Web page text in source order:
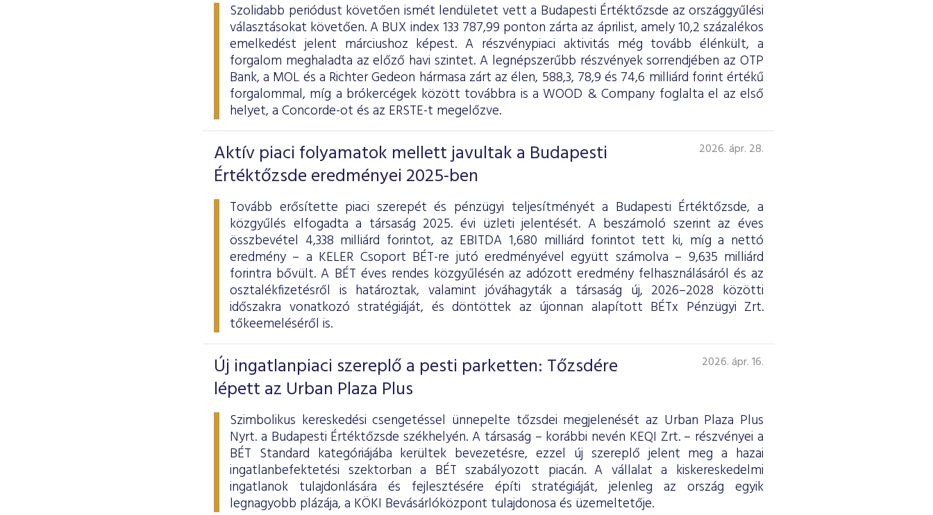
Szolidabb periódust követően ismét lendületet vett a Budapesti Értéktőzsde az országgyűlési
választásokat követően. A BUX index 133 787,99 ponton zárta az áprilist, amely 10,2 százalékos
emelkedést jelent márciushoz képest. A részvénypiaci aktivitás még tovább élénkült, a
forgalom meghaladta az előző havi szintet. A legnépszerűbb részvények sorrendjében az OTP
Bank, a MOL és a Richter Gedeon hármasa zárt az élen, 588,3, 78,9 és 74,6 milliárd forint értékű
forgalommal, míg a brókercégek között továbbra is a WOOD & Company foglalta el az első
helyet, a Concorde-ot és az ERSTE-t megelőzve.
Aktív piaci folyamatok mellett javultak a Budapesti
Értéktőzsde eredményei 2025-ben
2026. ápr. 28.
Tovább erősítette piaci szerepét és pénzügyi teljesítményét a Budapesti Értéktőzsde, a
közgyűlés elfogadta a társaság 2025. évi üzleti jelentését. A beszámoló szerint az éves
összbevétel 4,338 milliárd forintot, az EBITDA 1,680 milliárd forintot tett ki, míg a nettó
eredmény – a KELER Csoport BÉT-re jutó eredményével együtt számolva – 9,635 milliárd
forintra bővült. A BÉT éves rendes közgyűlésén az adózott eredmény felhasználásáról és az
osztalékfizetésről is határoztak, valamint jóváhagyták a társaság új, 2026–2028 közötti
időszakra vonatkozó stratégiáját, és döntöttek az újonnan alapított BÉTx Pénzügyi Zrt.
tőkeemeléséről is.
Új ingatlanpiaci szereplő a pesti parketten: Tőzsdére
lépett az Urban Plaza Plus
2026. ápr. 16.
Szimbolikus kereskedési csengetéssel ünnepelte tőzsdei megjelenését az Urban Plaza Plus
Nyrt. a Budapesti Értéktőzsde székhelyén. A társaság – korábbi nevén KEQI Zrt. – részvényei a
BÉT Standard kategóriájába kerültek bevezetésre, ezzel új szereplő jelent meg a hazai
ingatlanbefektetési szektorban a BÉT szabályozott piacán. A vállalat a kiskereskedelmi
ingatlanok tulajdonlására és fejlesztésére építi stratégiáját, jelenleg az ország egyik
legnagyobb plázája, a KÖKI Bevásárlóközpont tulajdonosa és üzemeltetője.